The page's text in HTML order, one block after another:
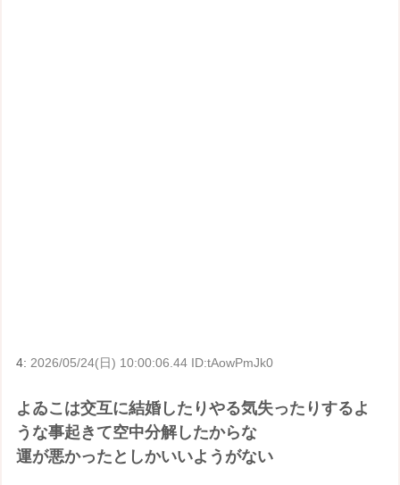
4: 2026/05/24(日) 10:00:06.44 ID:tAowPmJk0
よゐこは交互に結婚したりやる気失ったりするよ
うな事起きて空中分解したからな
運が悪かったとしかいいようがない